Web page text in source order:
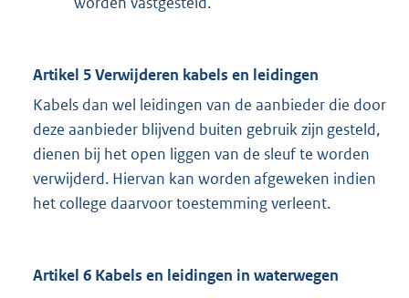
Artikel 5 Verwijderen kabels en leidingen
Kabels dan wel leidingen van de aanbieder die door
deze aanbieder blijvend buiten gebruik zijn gesteld,
dienen bij het open liggen van de sleuf te worden
verwijderd. Hiervan kan worden afgeweken indien
het college daarvoor toestemming verleent.
Artikel 6 Kabels en leidingen in waterwegen